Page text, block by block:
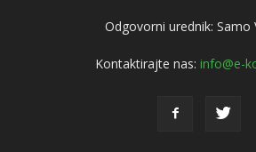
Odgovorni urednik: Samo
Kontaktirajte nas: info@e-